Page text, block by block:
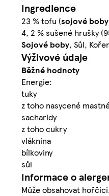
Ingredience
23 % tofu (sojové boby
4, 2 % sušené hrušky
Sojové boby, Sůl,
Výživové údaje
Běžné hodnoty
Energie:
tuky
z toho nasycené
sacharidy
z toho cukry
vláknina
bílkoviny
sůl
Informace o
Může obsahovat